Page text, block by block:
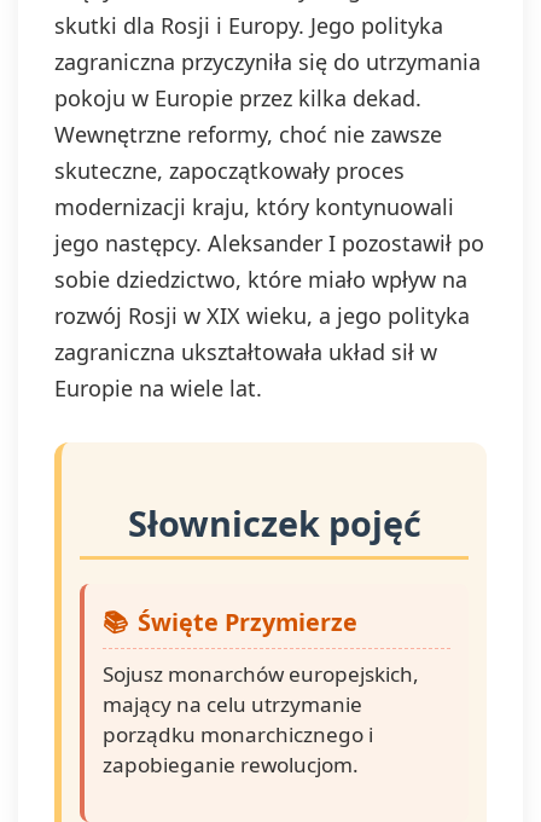
skutki dla Rosji i Europy. Jego polityka
zagraniczna przyczyniła się do utrzymania
pokoju w Europie przez kilka dekad.
Wewnętrzne reformy, choć nie zawsze
skuteczne, zapoczątkowały proces
modernizacji kraju, który kontynuowali
jego następcy. Aleksander I pozostawił po
sobie dziedzictwo, które miało wpływ na
rozwój Rosji w XIX wieku, a jego polityka
zagraniczna ukształtowała układ sił w
Europie na wiele lat.
Słowniczek pojęć
Święte Przymierze
Sojusz monarchów europejskich,
mający na celu utrzymanie
porządku monarchicznego i
zapobieganie rewolucjom.